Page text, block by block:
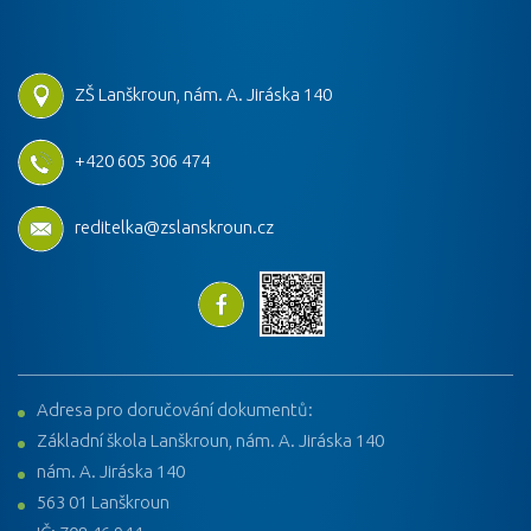
ZŠ Lanškroun, nám. A. Jiráska 140
+420 605 306 474
reditelka@zslanskroun.cz
Adresa pro doručování dokumentů:
Základní škola Lanškroun, nám. A. Jiráska 140
nám. A. Jiráska 140
563 01 Lanškroun